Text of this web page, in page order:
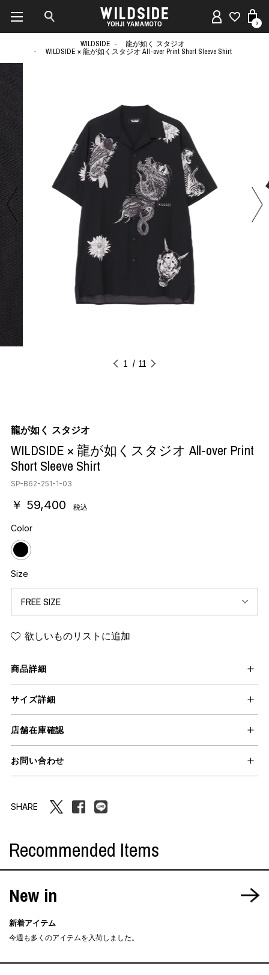
0
WILDSIDE
龍が如く スタジオ
WILDSIDE × 龍が如くスタジオ All-over Print Short Sleeve Shirt
1 11
龍が如く スタジオ
WILDSIDE × 龍が如くスタジオ All-over Print
Short Sleeve Shirt
SP-B62-251-1-03
￥ 59,400 税込
Color
Size
欲しいものリストに追加
商品詳細
サイズ詳細
店舗在庫確認
お問い合わせ
SHARE
Recommended Items
New in
新着アイテム
今週も多くのアイテムを入荷しました。